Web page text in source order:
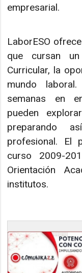
empresarial.
LaborESO
que cursan un
Curricular, la
mundo
semanas en
pueden
preparando
profesional. El
curso 2009-
Orientación
institutos.